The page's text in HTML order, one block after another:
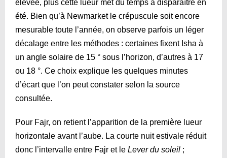
élevée, plus cette lueur met du temps à disparaître en
été. Bien qu’à Newmarket le crépuscule soit encore
mesurable toute l’année, on observe parfois un léger
décalage entre les méthodes : certaines fixent Isha à
un angle solaire de 15 ° sous l’horizon, d’autres à 17
ou 18 °. Ce choix explique les quelques minutes
d’écart que l’on peut constater selon la source
consultée.
Pour Fajr, on retient l’apparition de la première lueur
horizontale avant l’aube. La courte nuit estivale réduit
donc l’intervalle entre Fajr et le Lever du soleil ;